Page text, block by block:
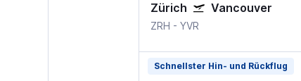
Zürich Vancouver
ZRH - YVR
Schnellster Hin- und Rückflug